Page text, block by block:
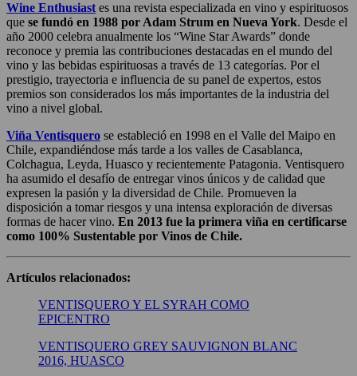
Wine Enthusiastes una revista especializada en vino y espirituosos
que se fundó en 1988 por Adam Strum en Nueva York. Desde el
año 2000 celebra anualmente los “Wine Star Awards” donde
reconoce y premia las contribuciones destacadas en el mundo del
vino y las bebidas espirituosas a través de 13 categorías. Por el
prestigio, trayectoria e influencia de su panel de expertos, estos
premios son considerados los más importantes de la industria del
vino a nivel global.
Viña Ventisquero se estableció en 1998 en el Valle del Maipo en
Chile, expandiéndose más tarde a los valles de Casablanca,
Colchagua, Leyda, Huasco y recientemente Patagonia. Ventisquero
ha asumido el desafío de entregar vinos únicos y de calidad que
expresen la pasión y la diversidad de Chile. Promueven la
disposición a tomar riesgos y una intensa exploración de diversas
formas de hacer vino. En 2013 fue la primera viña en certificarse
como 100% Sustentable por Vinos de Chile.
Artículos relacionados:
VENTISQUERO Y EL SYRAH COMO
EPICENTRO
VENTISQUERO GREY SAUVIGNON BLANC
2016, HUASCO